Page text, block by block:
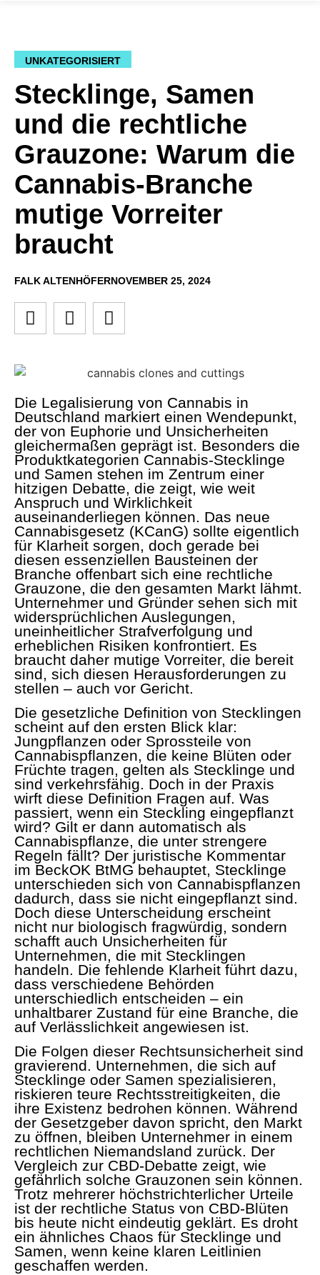
UNKATEGORISIERT
Stecklinge, Samen
und die rechtliche
Grauzone: Warum die
Cannabis-Branche
mutige Vorreiter
braucht
FALK ALTENHÖFERNOVEMBER 25, 2024
Die Legalisierung von Cannabis in
Deutschland markiert einen Wendepunkt,
der von Euphorie und Unsicherheiten
gleichermaßen geprägt ist. Besonders die
Produktkategorien Cannabis-Stecklinge
und Samen stehen im Zentrum einer
hitzigen Debatte, die zeigt, wie weit
Anspruch und Wirklichkeit
auseinanderliegen können. Das neue
Cannabisgesetz (KCanG) sollte eigentlich
für Klarheit sorgen, doch gerade bei
diesen essenziellen Bausteinen der
Branche offenbart sich eine rechtliche
Grauzone, die den gesamten Markt lähmt.
Unternehmer und Gründer sehen sich mit
widersprüchlichen Auslegungen,
uneinheitlicher Strafverfolgung und
erheblichen Risiken konfrontiert. Es
braucht daher mutige Vorreiter, die bereit
sind, sich diesen Herausforderungen zu
stellen – auch vor Gericht.
Die gesetzliche Definition von Stecklingen
scheint auf den ersten Blick klar:
Jungpflanzen oder Sprossteile von
Cannabispflanzen, die keine Blüten oder
Früchte tragen, gelten als Stecklinge und
sind verkehrsfähig. Doch in der Praxis
wirft diese Definition Fragen auf. Was
passiert, wenn ein Steckling eingepflanzt
wird? Gilt er dann automatisch als
Cannabispflanze, die unter strengere
Regeln fällt? Der juristische Kommentar
im BeckOK BtMG behauptet, Stecklinge
unterschieden sich von Cannabispflanzen
dadurch, dass sie nicht eingepflanzt sind.
Doch diese Unterscheidung erscheint
nicht nur biologisch fragwürdig, sondern
schafft auch Unsicherheiten für
Unternehmen, die mit Stecklingen
handeln. Die fehlende Klarheit führt dazu,
dass verschiedene Behörden
unterschiedlich entscheiden – ein
unhaltbarer Zustand für eine Branche, die
auf Verlässlichkeit angewiesen ist.
Die Folgen dieser Rechtsunsicherheit sind
gravierend. Unternehmen, die sich auf
Stecklinge oder Samen spezialisieren,
riskieren teure Rechtsstreitigkeiten, die
ihre Existenz bedrohen können. Während
der Gesetzgeber davon spricht, den Markt
zu öffnen, bleiben Unternehmer in einem
rechtlichen Niemandsland zurück. Der
Vergleich zur CBD-Debatte zeigt, wie
gefährlich solche Grauzonen sein können.
Trotz mehrerer höchstrichterlicher Urteile
ist der rechtliche Status von CBD-Blüten
bis heute nicht eindeutig geklärt. Es droht
ein ähnliches Chaos für Stecklinge und
Samen, wenn keine klaren Leitlinien
geschaffen werden.